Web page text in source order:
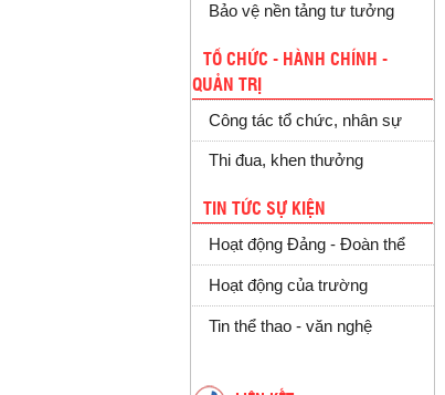
Bảo vệ nền tảng tư tưởng
TỔ CHỨC - HÀNH CHÍNH -
QUẢN TRỊ
Công tác tổ chức, nhân sự
Thi đua, khen thưởng
TIN TỨC SỰ KIỆN
Hoạt động Đảng - Đoàn thể
Hoạt động của trường
Tin thể thao - văn nghệ